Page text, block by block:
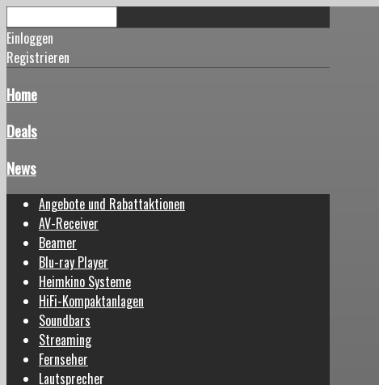
Einloggen
Registrieren
Home
Deals
News
Angebote und Rabattaktionen
AV-Receiver
Beamer
Blu-ray Player
Heimkino Systeme
HiFi-Kompaktanlagen
Soundbars
Streaming
Fernseher
Lautsprecher